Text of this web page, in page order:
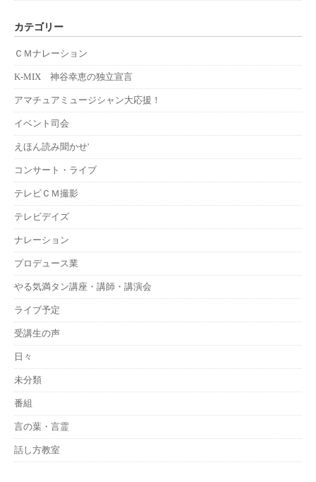
カテゴリー
ＣＭナレーション
K-MIX 神谷幸恵の独立宣言
アマチュアミュージシャン大応援！
イベント司会
えほん読み聞かせ'
コンサート・ライブ
テレビＣＭ撮影
テレビデイズ
ナレーション
プロデュース業
やる気満タン講座・講師・講演会
ライブ予定
受講生の声
日々
未分類
番組
言の葉・言霊
話し方教室